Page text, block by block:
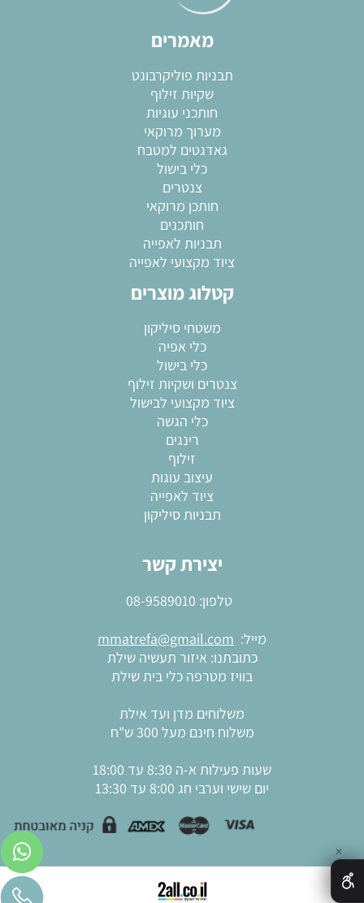
מאמרים
תבניות פוליקרבונט
שקיות זילוף
חותכני עוגיות
מערוך מרוקאי
גאדגטים למטבח
כלי בישול
צנטרים
חותכן מרוקאי
חותכנים
תבניות לאפייה
ציוד מקצועי לאפייה
קטלוג מוצרים
משטחי סיליקון
כלי אפיה
כלי בישול
צנטרים ושקיות זילוף
ציוד מקצועי לבישול
כלי הגשה
רינגים
זילוף
עיצוב עוגות
ציוד לאפייה
תבניות סיליקון
יצירת קשר
טלפון: 08-9589010
מייל: mmatrefa@gmail.com
כתובתנו: איזור תעשיה שילת
בוויז מטרפה כלי בית שילת
משלוחים מדן ועד אילת
משלוח חינם מעל 300 ש"ח
שעות פעילות א-ה 8:30 עד 18:00
יום שישי וערבי חג 8:00 עד 13:30
✕